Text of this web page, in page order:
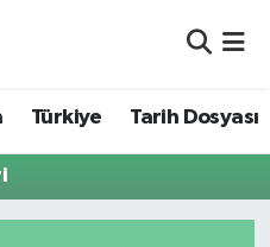
Türkiye Tarih Dosyası